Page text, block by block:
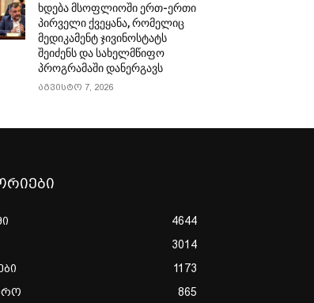
ხდება მსოფლიოში ერთ-ერთი
პირველი ქვეყანა, რომელიც
მედიკამენტ ჯივინოსტატს
შეიძენს და სახელმწიფო
პროგრამაში დანერგავს
აგვისტო 7, 2026
4644
3014
1173
865